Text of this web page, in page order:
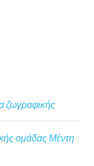
ζωγραφικής
ομάδας Μέντη